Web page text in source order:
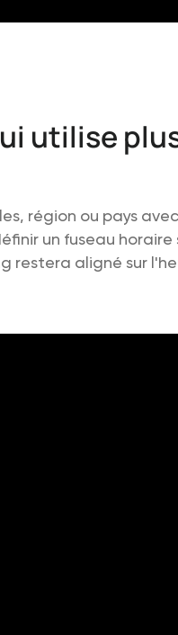
utilise
région ou pays
un fuseau
restera aligné sur